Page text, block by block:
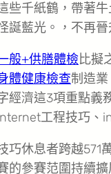
些千紙鶴，帶著
誕藍光。，不再晉
般+供膳體檢比擬
體健康檢查制造
經濟這3項重點義
工程技巧、
巧休息者跨越571
的參賽范圍持續擴